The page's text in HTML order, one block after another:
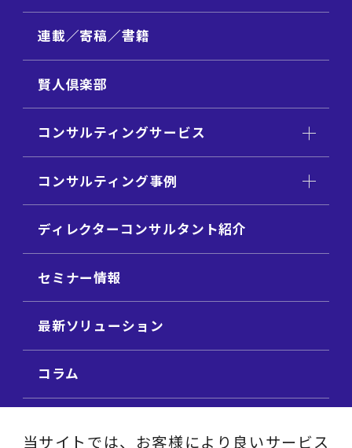
連載／寄稿／書籍
賢人倶楽部
コンサルティングサービス
コンサルティング事例
ディレクターコンサルタント紹介
セミナー情報
最新ソリューション
コラム
当サイトでは、お客様により良いサービス